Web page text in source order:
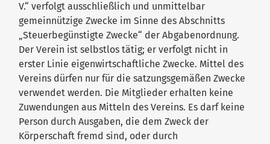
V.“ verfolgt ausschließlich und unmittelbar
gemeinnützige Zwecke im Sinne des Abschnitts
„Steuerbegünstigte Zwecke“ der Abgabenordnung.
Der Verein ist selbstlos tätig; er verfolgt nicht in
erster Linie eigenwirtschaftliche Zwecke. Mittel des
Vereins dürfen nur für die satzungsgemäßen Zwecke
verwendet werden. Die Mitglieder erhalten keine
Zuwendungen aus Mitteln des Vereins. Es darf keine
Person durch Ausgaben, die dem Zweck der
Körperschaft fremd sind, oder durch